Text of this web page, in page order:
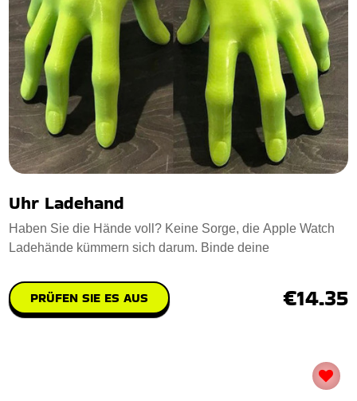
Uhr Ladehand
Haben Sie die Hände voll? Keine Sorge, die Apple Watch
Ladehände kümmern sich darum. Binde deine
PRÜFEN SIE ES AUS €14.35